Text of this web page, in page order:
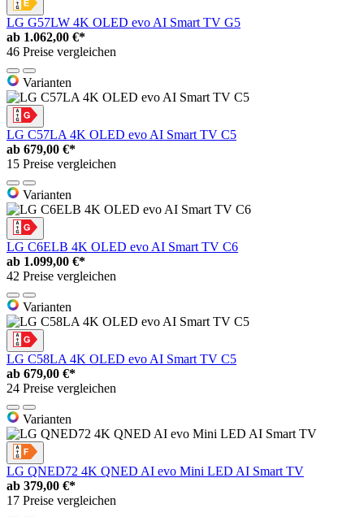
LG G57LW 4K OLED evo AI Smart TV G5
ab 1.062,00 €*
46 Preise vergleichen
Varianten
LG C57LA 4K OLED evo AI Smart TV C5
ab 679,00 €*
15 Preise vergleichen
Varianten
LG C6ELB 4K OLED evo AI Smart TV C6
ab 1.099,00 €*
42 Preise vergleichen
Varianten
LG C58LA 4K OLED evo AI Smart TV C5
ab 679,00 €*
24 Preise vergleichen
Varianten
LG QNED72 4K QNED AI evo Mini LED AI Smart TV
ab 379,00 €*
17 Preise vergleichen